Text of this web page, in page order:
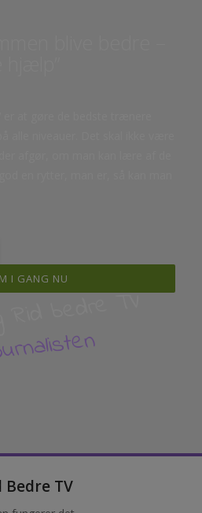
I GANG NU
bedre TV
Bedre TV